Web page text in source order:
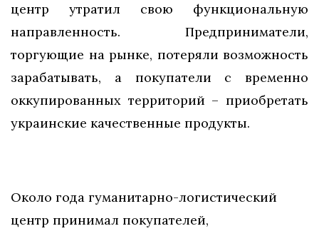
центр утратил свою функциональную
направленность. Предприниматели,
торгующие на рынке, потеряли возможность
зарабатывать, а покупатели с временно
оккупированных территорий – приобретать
украинские качественные продукты.
Около года гуманитарно-логистический
центр принимал покупателей,